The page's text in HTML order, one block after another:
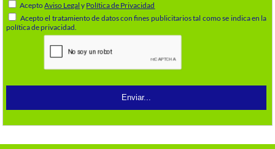
AceptoAviso Legal y Política de Privacidad
Acepto el tratamiento de datos con fines publicitarios tal como se indica en la
política de privacidad.